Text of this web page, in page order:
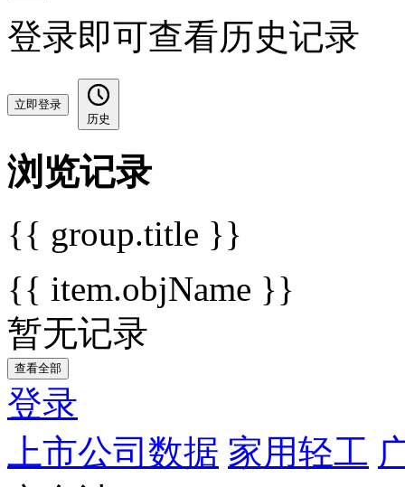
登录即可查看历史记录
立即登录
历史
浏览记录
{{ group.title }}
{{ item.objName }}
暂无记录
查看全部
登录
上市公司数据 家用轻工